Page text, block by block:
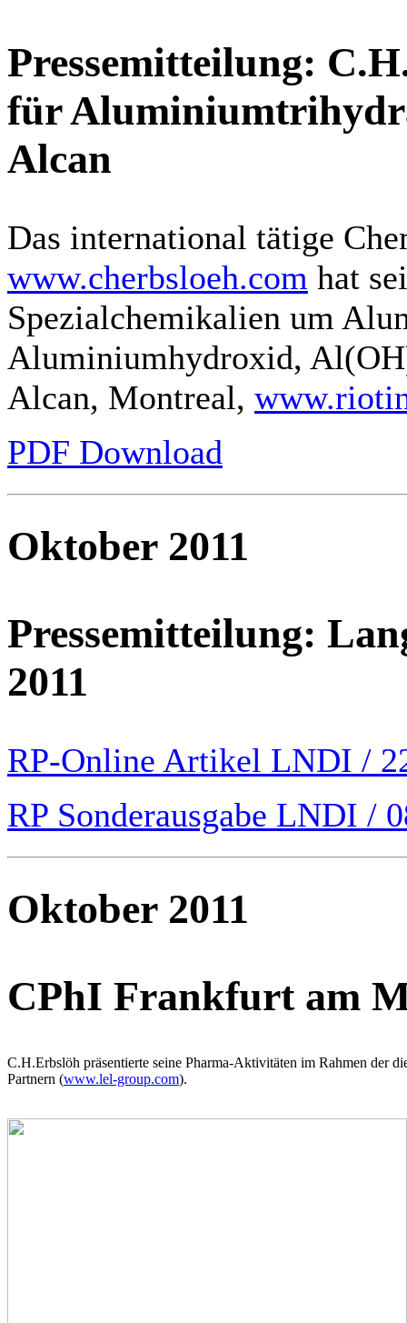
Pressemitteilung:
für
Alcan
Das international tätige
www.cherbsloeh.com hat
Spezialchemikalien um
Aluminiumhydroxid,
Alcan, Montreal,
PDF Download
Oktober 2011
Pressemitteilung:
2011
RP-Online Artikel LNDI /
RP Sonderausgabe LNDI /
Oktober 2011
CPhI Frankfurt am
C.H.Erbslöh präsentierte seine Pharma-Aktivitäten im Rahmen der
Partnern (www.lel-group.com).